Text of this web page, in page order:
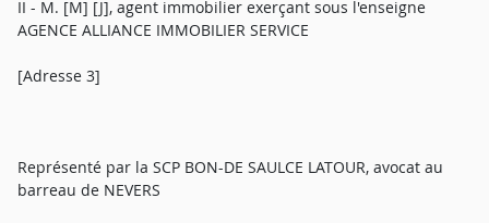
II - M. [M] [J], agent immobilier exerçant sous l'enseigne
AGENCE ALLIANCE IMMOBILIER SERVICE
[Adresse 3]
Représenté par la SCP BON-DE SAULCE LATOUR, avocat au
barreau de NEVERS